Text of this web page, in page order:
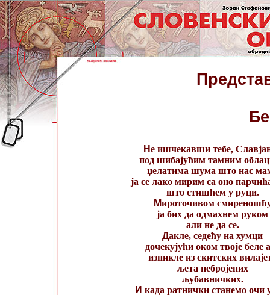
Не ишчекавши тебе,
под шибајућим тамним
џелатима шума што нас
ја се лако мирим са оно
што стишћем у руци.
Мироточивом
ја бих да одмахнем руком
али не да се.
Дакле, седећу на хумци
дочекујући оком твоје беле
изникле из скитских
љета небројених
љубавничких.
И када ратнички станемо очи